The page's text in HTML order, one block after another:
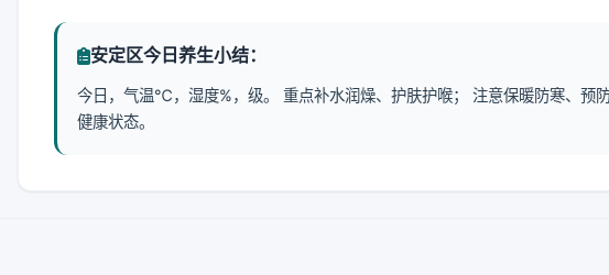
安定区今日养生小结：
今日，气温℃，湿度%，级。 重点补水润燥、护肤护喉； 注意保暖防寒、预
健康状态。